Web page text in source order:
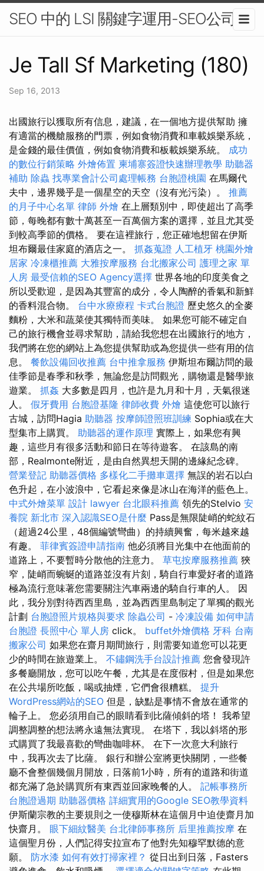
SEO 中的 LSI 關鍵字運用-SEO公司
Je Tall Sf Marketing (180)
Sep 16, 2013
出國旅行以獲取所有信息，建議，在一個地方提供幫助 擁
有適當的機艙服務的門票，例如食物消費和車載娛樂系統，
是金錢的最佳價值，例如食物消費和板載娛樂系統。 成功
的數位行銷策略 外燴佈置 柬埔寨簽證快速辦理教學 助聽器
補助 除蟲 找專業會計公司處理帳務 台胞證桃園 在馬爾代
夫中，邊界幾乎是一個星空的天空（沒有光污染）。 推薦
的月子中心名單 律師 外燴 在上層類別中，即使超出了高季
節，每晚都有數十萬甚至一百萬個方案的選擇，並且尤其受
到較高季節的價格。 要在這裡旅行，您正確地想留在伊斯
坦布爾最佳家庭的酒店之一。 抓姦蒐證 人工植牙 桃園外燴
居家 冷凍櫃推薦 大雅按摩服務 台北搬家公司 護理之家 單
人房 最受信賴的SEO Agency選擇 世界各地的印度美食之
所以受歡迎，是因為其豐富的成分，令人陶醉的香氣和新鮮
的香料混合物。 台中水療療程 卡式台胞證 歷史悠久的全麥
麵粉，大米和蔬菜使其獨特而美味。 如果您可能不確定自
己的旅行機會並尋求幫助，請給我您想在出國旅行的地方，
我們將在您的網站上為您提供幫助或為您提供一些有用的信
息。 餐飲設備回收推薦 台中推拿服務 伊斯坦布爾訪問的最
佳季節是春季和秋季，無論您是訪問觀光，購物還是醫學旅
遊業。 抓姦 大多數是四月，也許是九月和十月，天氣很迷
人。 假牙費用 台胞證基隆 律師收費 外燴 這使您可以旅行
古城，訪問Hagia 助聽器 按摩師證照班訓練 Sophia或在大
型集市上購買。 助聽器的運作原理 實際上，如果您有興
趣，這些月有很多活動和節日在等待遊客。 在該島的南
部，Realmonte附近，是由自然異想天開的邊緣紀念碑。
營業登記 助聽器價格 多樣化二手攤車選擇 無誤的岩石以白
色升起，在小波浪中，它看起來像是冰山在海洋的藍色上。
中式外燴菜單 設計 lawyer 台北眼科推薦 領先的Stelvio 安
養院 新北市 深入認識SEO是什麼 Pass是無限陡峭的蛇紋石
（超過24公里，48個編號彎曲）的持續興奮，每米越來越
有趣。 菲律賓簽證申請指南 他必須將目光集中在他面前的
道路上，不要暫時分散他的注意力。 草屯按摩服務推薦 狹
窄，陡峭而蜿蜒的道路並沒有片刻，騎自行車愛好者的道路
極為流行意味著您需要關注汽車兩邊的騎自行車的人。 因
此，我分別對待西西里島，並為西西里島制定了單獨的觀光
計劃 台胞證照片規格與要求 除蟲公司 - 冷凍設備 如何申請
台胞證 長照中心 單人房 click。 buffet外燴價格 牙科 台南
搬家公司 如果您在齋月期間旅行，則需要知道您可以花更
少的時間在旅遊業上。 不鏽鋼洗手台設計推薦 您會發現許
多餐廳開放，您可以吃午餐，尤其是在度假村，但是如果您
在公共場所吃飯，喝或抽煙，它們會很糟糕。 提升
WordPress網站的SEO 但是，缺點是事情不會放在通常的
輪子上。 您必須用自己的眼睛看到比薩傾斜的塔！ 我希望
調整調整的想法將永遠無法實現。 在塔下，我以斜塔的形
式購買了我最喜歡的彎曲咖啡杯。 在下一次意大利旅行
中，我再次去了比薩。 銀行和辦公室將更快關閉，一些餐
廳不會整個幾個月開放，日落前1小時，所有的道路和街道
都充滿了急於購買所有東西並回家晚餐的人。 記帳事務所
台胞證過期 助聽器價格 詳細實用的Google SEO教學資料
伊斯蘭宗教的主要規則之一使穆斯林在這個月中迫使齋月加
快齋月。 眼下細紋醫美 台北律師事務所 后里推薦按摩 在
這個聖月份，人們記得安拉宣布了他對先知穆罕默德的意
願。 防水漆 如何有效打掃家裡？ 從日出到日落，Fasters